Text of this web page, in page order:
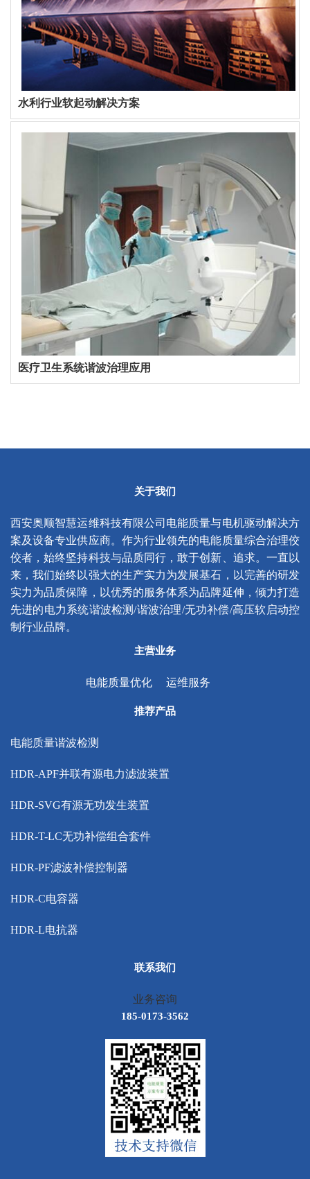
水利行业软起动解决方案
医疗卫生系统谐波治理应用
关于我们
西安奥顺智慧运维科技有限公司电能质量与电机驱动解决方
案及设备专业供应商。作为行业领先的电能质量综合治理佼
佼者，始终坚持科技与品质同行，敢于创新、追求。一直以
来，我们始终以强大的生产实力为发展基石，以完善的研发
实力为品质保障，以优秀的服务体系为品牌延伸，倾力打造
先进的电力系统谐波检测/谐波治理/无功补偿/高压软启动控
制行业品牌。
主营业务
电能质量优化 运维服务
推荐产品
电能质量谐波检测
HDR-APF并联有源电力滤波装置
HDR-SVG有源无功发生装置
HDR-T-LC无功补偿组合套件
HDR-PF滤波补偿控制器
HDR-C电容器
HDR-L电抗器
联系我们
业务咨询
185-0173-3562